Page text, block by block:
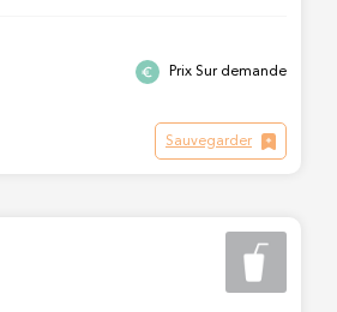
Prix Sur demande
Sauvegarder